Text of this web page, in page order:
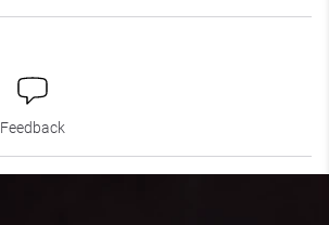
Feedback